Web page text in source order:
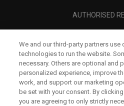
AUTHORISED
We and our third-party partners use
technologies to run the website.
necessary. Others are optional and
personalized experience, improve
work, and support our marketing
be set with your consent. By
you are agreeing to only strictly